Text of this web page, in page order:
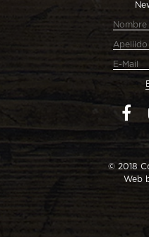
© 2018
Web